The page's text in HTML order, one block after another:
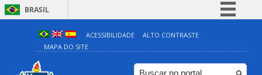
BRASIL
Simplifique!
Comunica BR
Participe
ACESSIBILIDADE
ALTO CONTRASTE
MAPA DO SITE